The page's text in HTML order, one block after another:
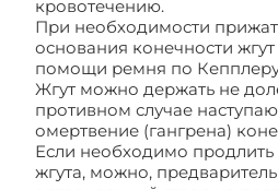
кровотечению.
При необходимости
основания конечности
помощи ремня по
Жгут можно держать не
противном случае
омертвение (гангрена)
Если необходимо
жгута, можно,